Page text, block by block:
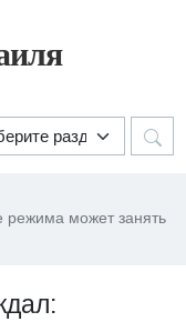
режима может занять